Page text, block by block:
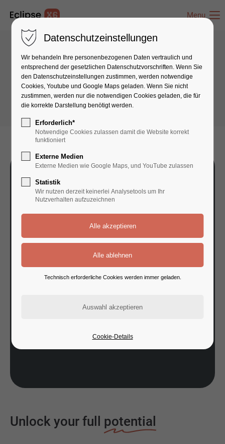
Menu
Text & Images
Scribble Animation
Unlock your full potential
Datenschutzeinstellungen
Wir behandeln Ihre personenbezogenen Daten vertraulich und
entsprechend der gesetzlichen Datenschutz­vorschriften. Wenn Sie
den Datenschutzeinstellungen zustimmen, werden notwendige
Cookies, Youtube und Google Maps geladen. Wenn Sie nicht
zustimmen, werden nur die notwendigen Cookies geladen, die für
die korrekte Darstellung benötigt werden.
Erforderlich*
Notwendige Cookies zulassen damit die Website korrekt
funktioniert
Externe Medien
Externe Medien wie Google Maps, und YouTube zulassen
Statistik
Wir nutzen derzeit keinerlei Analysetools um Ihr
Nutzverhalten aufzuzeichnen
Technisch erforderliche Cookies werden immer geladen.
Cookie-Details